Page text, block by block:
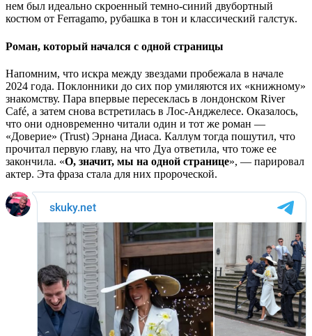
нем был идеально скроенный темно-синий двубортный
костюм от Ferragamo, рубашка в тон и классический галстук.
Роман, который начался с одной страницы
Напомним, что искра между звездами пробежала в начале
2024 года. Поклонники до сих пор умиляются их «книжному»
знакомству. Пара впервые пересеклась в лондонском River
Café, а затем снова встретилась в Лос-Анджелесе. Оказалось,
что они одновременно читали один и тот же роман —
«Доверие» (Trust) Эрнана Диаса. Каллум тогда пошутил, что
прочитал первую главу, на что Дуа ответила, что тоже ее
закончила. «О, значит, мы на одной странице», — парировал
актер. Эта фраза стала для них пророческой.